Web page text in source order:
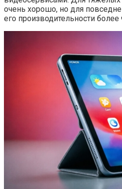
очень хорошо, но для
его производительности более